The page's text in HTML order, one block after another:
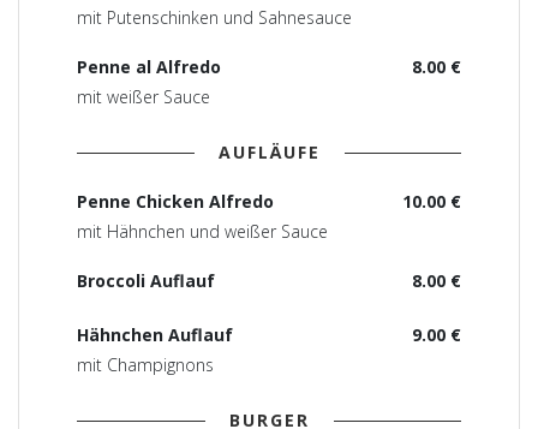
mit Putenschinken und Sahnesauce
8.00 €
Penne al Alfredo
mit weißer Sauce
AUFLÄUFE
10.00 €
Penne Chicken Alfredo
mit Hähnchen und weißer Sauce
8.00 €
Broccoli Auflauf
9.00 €
Hähnchen Auflauf
mit Champignons
BURGER